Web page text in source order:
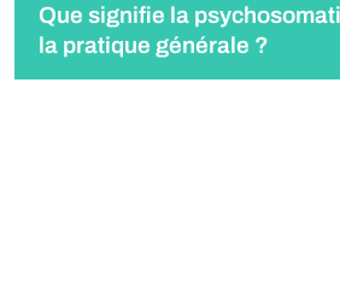
Que signifie la
la pratique générale ?